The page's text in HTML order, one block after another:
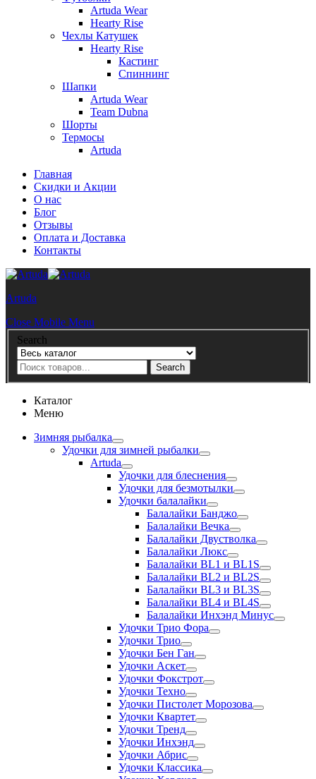
Artuda Wear
Hearty Rise
Чехлы Катушек
Hearty Rise
Кастинг
Спиннинг
Шапки
Artuda Wear
Team Dubna
Шорты
Термосы
Artuda
Главная
Скидки и Акции
О нас
Блог
Отзывы
Оплата и Доставка
Контакты
Artuda
Close Mobile Menu
Search
Search
Каталог
Меню
Зимняя рыбалка
Удочки для зимней рыбалки
Artuda
Удочки для блеснения
Удочки для безмотылки
Удочки балалайки
Балалайки Банджо
Балалайки Вечка
Балалайки Двустволка
Балалайки Люкс
Балалайки BL1 и BL1S
Балалайки BL2 и BL2S
Балалайки BL3 и BL3S
Балалайки BL4 и BL4S
Балалайки Инхэнд Минус
Удочки Трио Фора
Удочки Трио
Удочки Бен Ган
Удочки Аскет
Удочки Фокстрот
Удочки Техно
Удочки Пистолет Морозова
Удочки Квартет
Удочки Тренд
Удочки Инхэнд
Удочки Абрис
Удочки Классика